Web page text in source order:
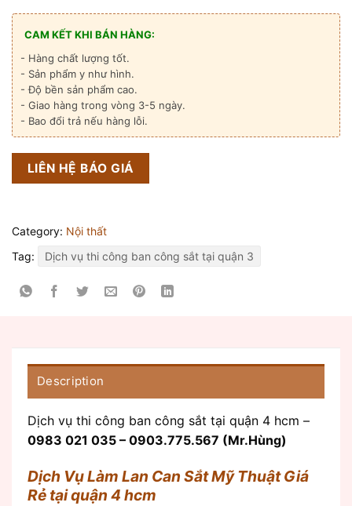
CAM KẾT KHI BÁN HÀNG:
- Hàng chất lượng tốt.
- Sản phẩm y như hình.
- Độ bền sản phẩm cao.
- Giao hàng trong vòng 3-5 ngày.
- Bao đổi trả nếu hàng lỗi.
LIÊN HỆ BÁO GIÁ
Category: Nội thất
Tag:
Dịch vụ thi công ban công sắt tại quận 3
Description
Dịch vụ thi công ban công sắt tại quận 4 hcm –
0983 021 035 – 0903.775.567 (Mr.Hùng)
Dịch Vụ Làm Lan Can Sắt Mỹ Thuật Giá
Rẻ tại quận 4 hcm